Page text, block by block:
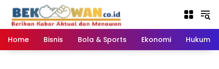
konten
Home
Bisnis Bola & Sports Ekonomi Hukum